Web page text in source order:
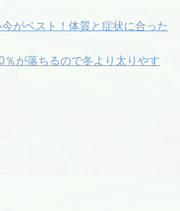
今がベスト！体質と症状に合った
％が落ちるので冬より太りやす